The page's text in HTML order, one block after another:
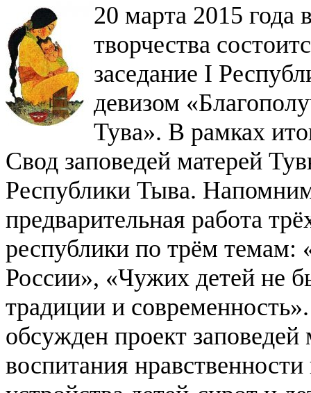
20 марта 2015 года
творчества
заседание I
девизом
Тува». В рамках
Свод заповедей матерей
Республики Тыва.
предварительная работа
республики по трём темам:
России», «Чужих детей не
традиции и
обсужден проект
воспитания